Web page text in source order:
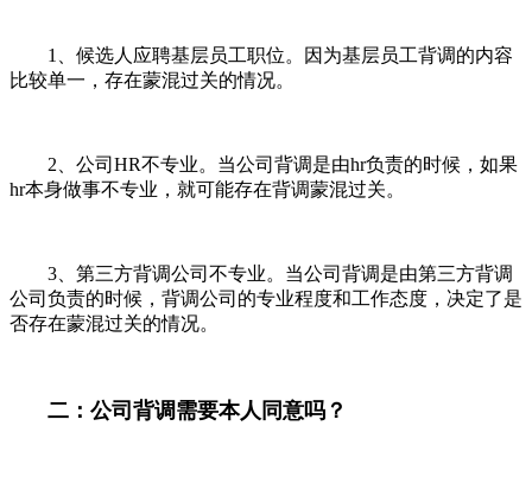
1、候选人应聘基层员工职位。因为基层员工背调的内容
比较单一，存在蒙混过关的情况。
2、公司HR不专业。当公司背调是由hr负责的时候，如果
hr本身做事不专业，就可能存在背调蒙混过关。
3、第三方背调公司不专业。当公司背调是由第三方背调
公司负责的时候，背调公司的专业程度和工作态度，决定了是
否存在蒙混过关的情况。
二：公司背调需要本人同意吗？